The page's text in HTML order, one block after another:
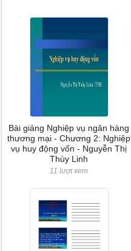
Bài giảng Nghiệp vụ ngân hàng
thương mại - Chương 2: Nghiệp
vụ huy động vốn - Nguyễn Thị
Thùy Linh
11 lượt xem